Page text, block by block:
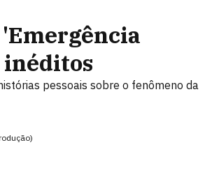
pessoais sobre o fenômeno da